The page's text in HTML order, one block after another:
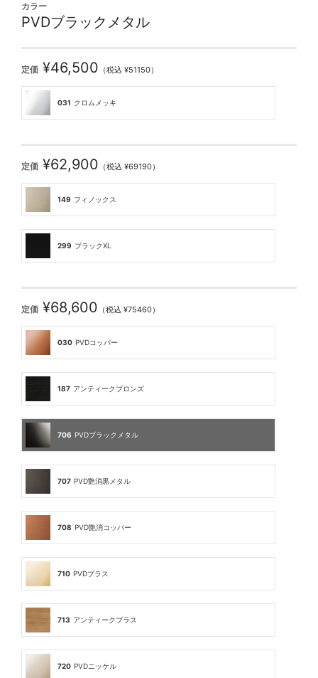
カラー
PVDブラックメタル
定価 ¥46,500 （税込 ¥51150）
031 クロムメッキ
定価 ¥62,900 （税込 ¥69190）
149 フィノックス
299 ブラックXL
定価 ¥68,600 （税込 ¥75460）
030 PVDコッパー
187 アンティークブロンズ
706 PVDブラックメタル
707 PVD艶消黒メタル
708 PVD艶消コッパー
710 PVDブラス
713 アンティークブラス
720 PVDニッケル